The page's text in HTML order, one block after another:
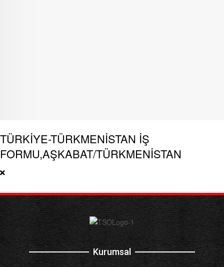
TÜRKİYE-TÜRKMENİSTAN İŞ
FORMU,AŞKABAT/TÜRKMENİSTAN
Kurumsal